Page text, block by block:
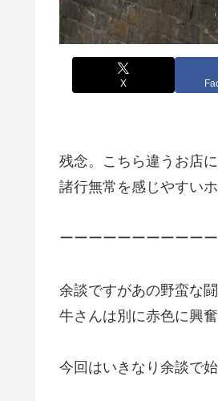
X
残念。こちら違うお店
諸行無常を感じやすい
ーーーーーーーーーー
余談ですがあの野蛮な
牛さんは別に赤色に興
今回はいきなり余談で